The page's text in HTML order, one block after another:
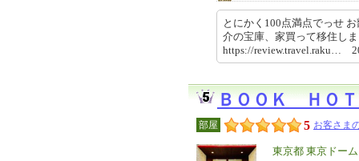
とにかく100点満点でっせ
介の宝庫、家買って移住し
https://review.travel.raku…
ＢＯＯＫ ＨＯ
部屋 5 お客さま
エ
東京都 東京ドー